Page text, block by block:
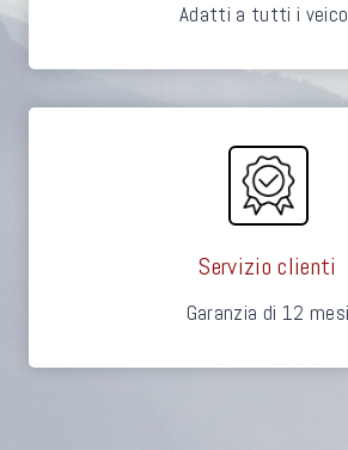
Adatti a tutti i
Servizio clienti
Garanzia di 12 mesi